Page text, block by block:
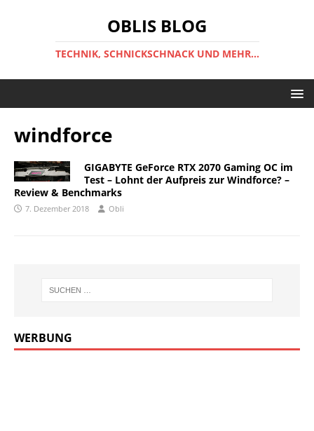
OBLIS BLOG
TECHNIK, SCHNICKSCHNACK UND MEHR...
windforce
GIGABYTE GeForce RTX 2070 Gaming OC im
Test – Lohnt der Aufpreis zur Windforce? –
Review & Benchmarks
7. Dezember 2018 Obli
WERBUNG